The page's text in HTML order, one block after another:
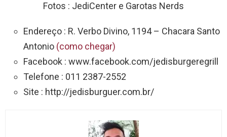
Fotos : JediCenter e Garotas Nerds
Endereço : R. Verbo Divino, 1194 – Chacara Santo
Antonio (como chegar)
Facebook : www.facebook.com/jedisburgeregrill
Telefone : 011 2387-2552
Site : http://jedisburguer.com.br/